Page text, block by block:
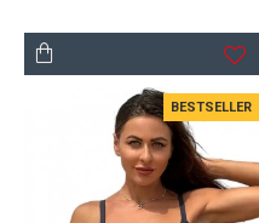
BESTSELLER